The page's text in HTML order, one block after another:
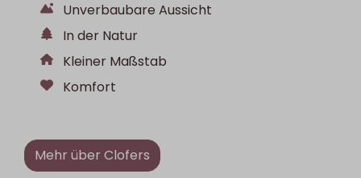
Unverbaubare Aussicht
In der Natur
Kleiner Maßstab
Komfort
Mehr über Clofers